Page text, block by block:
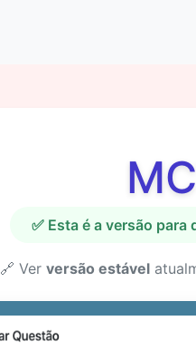
✅ Esta é a versão
🔗 Ver versão estável